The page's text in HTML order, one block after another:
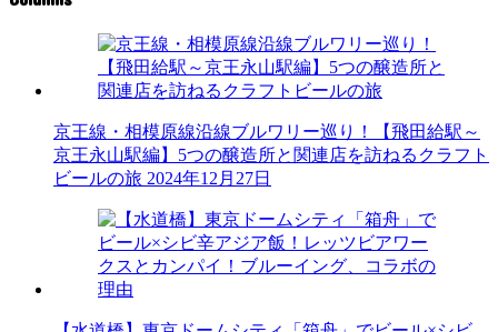
京王線・相模原線沿線ブルワリー巡り！【飛田給駅～
京王永山駅編】5つの醸造所と関連店を訪ねるクラフト
ビールの旅 2024年12月27日